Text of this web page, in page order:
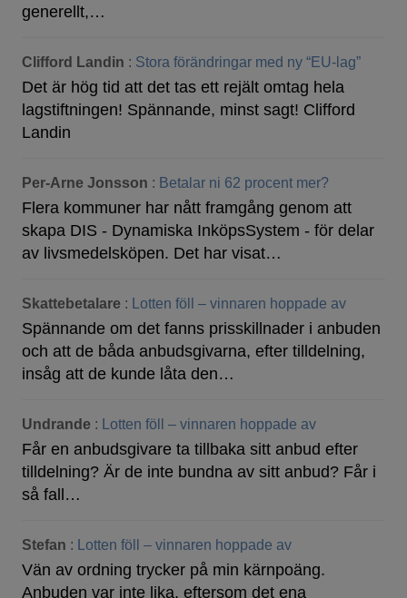
generellt,…
Clifford Landin : Stora förändringar med ny “EU-lag”
Det är hög tid att det tas ett rejält omtag hela
lagstiftningen! Spännande, minst sagt! Clifford
Landin
Per-Arne Jonsson : Betalar ni 62 procent mer?
Flera kommuner har nått framgång genom att
skapa DIS - Dynamiska InköpsSystem - för delar
av livsmedelsköpen. Det har visat…
Skattebetalare : Lotten föll – vinnaren hoppade av
Spännande om det fanns prisskillnader i anbuden
och att de båda anbudsgivarna, efter tilldelning,
insåg att de kunde låta den…
Undrande : Lotten föll – vinnaren hoppade av
Får en anbudsgivare ta tillbaka sitt anbud efter
tilldelning? Är de inte bundna av sitt anbud? Får i
så fall…
Stefan : Lotten föll – vinnaren hoppade av
Vän av ordning trycker på min kärnpoäng.
Anbuden var inte lika, eftersom det ena